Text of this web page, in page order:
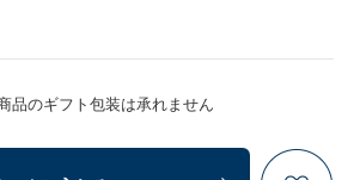
品のギフト包装は承れません